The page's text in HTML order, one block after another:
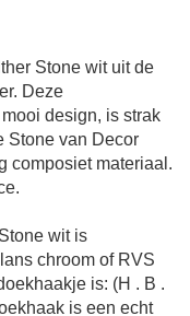
Stone wituit de
Deze
design, is strak
Stone van Decor
composiet materiaal.
witis
chroom of RVS
is: (H . B .
is een echt